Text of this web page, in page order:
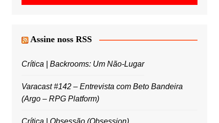
Assine noss RSS
Crítica | Backrooms: Um Não-Lugar
Varacast #142 – Entrevista com Beto Bandeira
(Argo – RPG Platform)
Crítica | Obsessão (Obsession)